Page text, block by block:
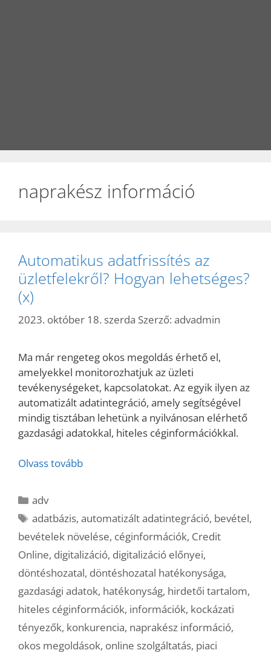
naprakész információ
Automatikus adatfrissítés az
üzletfelekről? Hogyan lehetséges?
(x)
2023. október 18. szerda Szerző: advadmin
Ma már rengeteg okos megoldás érhető el,
amelyekkel monitorozhatjuk az üzleti
tevékenységeket, kapcsolatokat. Az egyik ilyen az
automatizált adatintegráció, amely segítségével
mindig tisztában lehetünk a nyilvánosan elérhető
gazdasági adatokkal, hiteles céginformációkkal.
Olvass tovább
Kategória
adv
Címkék
adatbázis,automatizált adatintegráció, bevétel,
bevételek növelése, céginformációk, Credit
Online, digitalizáció, digitalizáció előnyei,
döntéshozatal, döntéshozatal hatékonysága,
gazdasági adatok, hatékonyság, hirdetői tartalom,
hiteles céginformációk, információk, kockázati
tényezők, konkurencia, naprakész információ,
okos megoldások, online szolgáltatás, piaci